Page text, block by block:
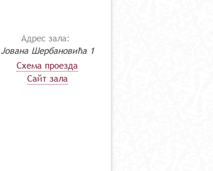
Адрес зала:
Јована Шербановића 1
Схема проезда
Сайт зала